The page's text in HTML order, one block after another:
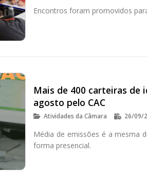
Encontros foram promovidos
Mais de 400 carteiras
agosto pelo CAC
Atividades da Câmara 26/09/
Média de emissões é a mesma
forma presencial.